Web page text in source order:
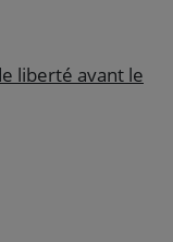
liberté avant le